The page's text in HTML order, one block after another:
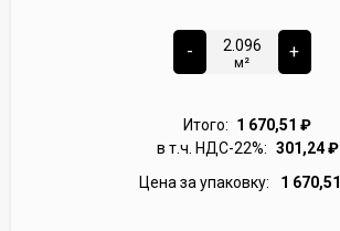
-
м²
+
Итого: 1 670,51 ₽
в т.ч. НДС-22%: 301,24₽
Цена за упаковку:
1 670,51